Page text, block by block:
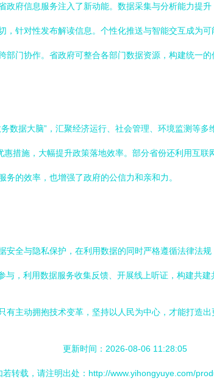
府信息服务注入了新动能。数据采集与分析能力提
针对性发布解读信息。个性化推送与智能交互成为
门协作。省政府可整合各部门数据资源，构建统一
数据大脑”，汇聚经济运行、社会管理、环境监测等
措施，大幅提升政策落地效率。部分省份还利用互
的效率，也增强了政府的公信力和亲和力。
全与隐私保护，在利用数据的同时严格遵循法律法
，利用数据服务收集反馈、开展线上听证，构建共建
主动拥抱技术变革，坚持以人民为中心，才能打造
更新时间：2026-08-06 11:28:05
若转载，请注明出处：http://www.yihongyuye.com/